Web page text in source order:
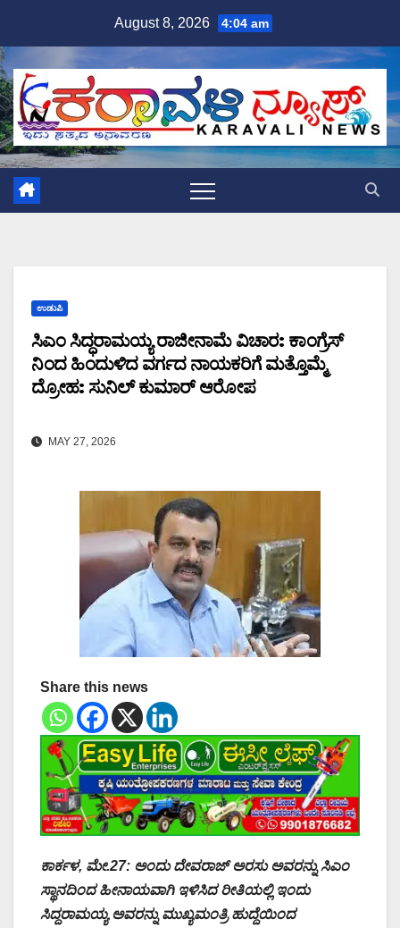
content
August 8, 2026 4:04 am
ಉಡುಪಿ
ಸಿಎಂ ಸಿದ್ಧರಾಮಯ್ಯ ರಾಜೀನಾಮೆ ವಿಚಾರ: ಕಾಂಗ್ರೆಸ್
ನಿಂದ ಹಿಂದುಳಿದ ವರ್ಗದ ನಾಯಕರಿಗೆ ಮತ್ತೊಮ್ಮೆ
ದ್ರೋಹ: ಸುನಿಲ್ ಕುಮಾರ್ ಆರೋಪ
MAY 27, 2026
Share this news
ಕಾರ್ಕಳ, ಮೇ.27: ಅಂದು ದೇವರಾಜ್ ಅರಸು ಅವರನ್ನು ಸಿಎಂ
ಸ್ಥಾನದಿಂದ ಹೀನಾಯವಾಗಿ ಇಳಿಸಿದ ರೀತಿಯಲ್ಲಿ ಇಂದು
ಸಿದ್ದರಾಮಯ್ಯ ಅವರನ್ನು ಮುಖ್ಯಮಂತ್ರಿ ಹುದ್ದೆಯಿಂದ